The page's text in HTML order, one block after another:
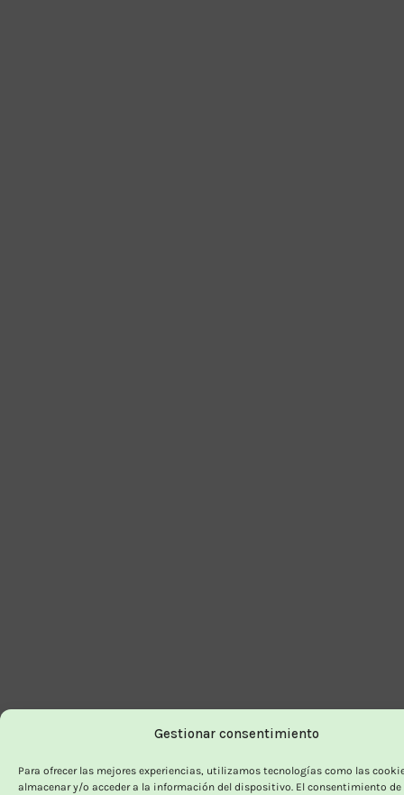
Gestionar consentimiento
Para ofrecer las mejores experiencias, utilizamos tecnologías como las
almacenar y/o acceder a la información del dispositivo. El consentimiento de